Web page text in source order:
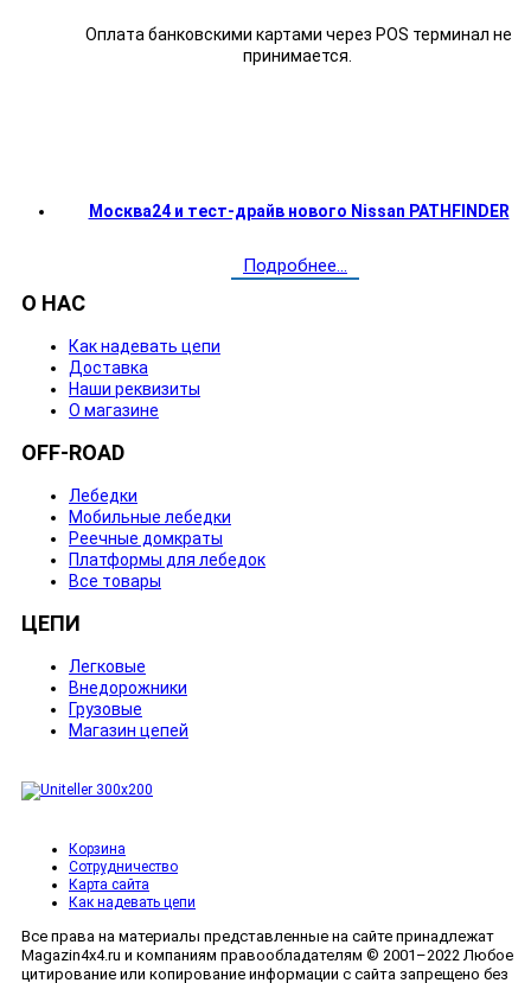
Оплата банковскими картами через POS терминал не
принимается.
Москва24 и тест-драйв нового Nissan PATHFINDER
Подробнее...
О НАС
Как надевать цепи
Доставка
Наши реквизиты
О магазине
OFF-ROAD
Лебедки
Мобильные лебедки
Реечные домкраты
Платформы для лебедок
Все товары
ЦЕПИ
Легковые
Внедорожники
Грузовые
Магазин цепей
Корзина
Сотрудничество
Карта сайта
Как надевать цепи
Все права на материалы представленные на сайте принадлежат
Magazin4x4.ru и компаниям правообладателям © 2001–2022 Любое
цитирование или копирование информации с сайта запрещено без